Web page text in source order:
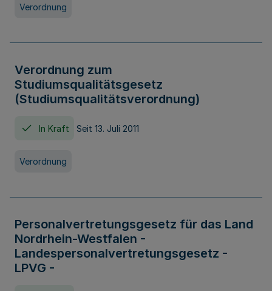
Verordnung
Verordnung zum
Studiumsqualitätsgesetz
(Studiumsqualitätsverordnung)
In Kraft Seit 13. Juli 2011
Verordnung
Personalvertretungsgesetz für das Land
Nordrhein-Westfalen -
Landespersonalvertretungsgesetz -
LPVG -